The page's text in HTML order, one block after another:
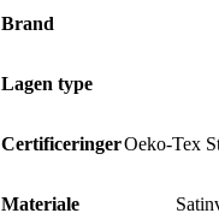
Brand
Lagen type
CertificeringerOeko-Tex
Materiale